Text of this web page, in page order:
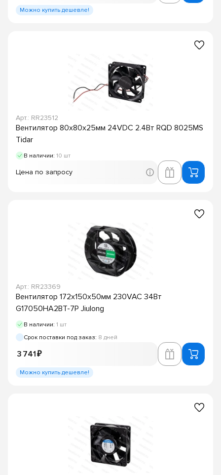
Можно купить дешевле!
Арт.: RR23512
Вентилятор 80х80х25мм 24VDC 2.4Вт RQD 8025MS
Tidar
В наличии: 10 шт
Цена по запросу
Арт.: RR23369
Вентилятор 172х150х50мм 230VAC 34Вт
G17050HA2BT-7P Jiulong
В наличии: 1 шт
Срок поставки под заказ: 8 дней
3 741 ₽
Можно купить дешевле!